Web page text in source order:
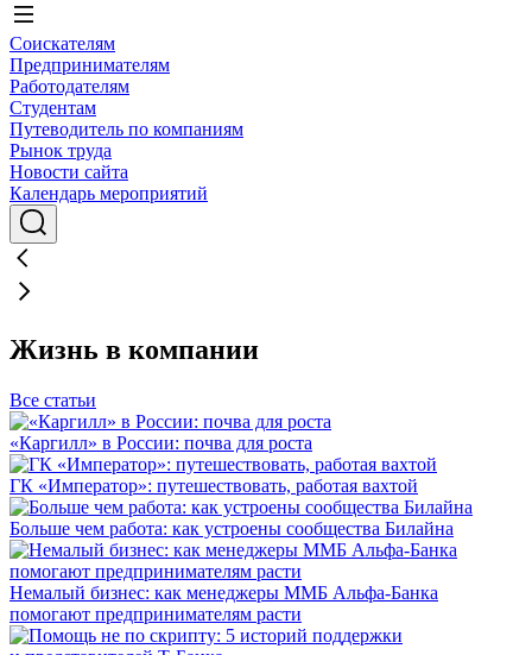
Соискателям
Предпринимателям
Работодателям
Студентам
Путеводитель по компаниям
Рынок труда
Новости сайта
Календарь мероприятий
Жизнь в компании
Все статьи
«Каргилл» в России: почва для роста
ГК «Император»: путешествовать, работая вахтой
Больше чем работа: как устроены сообщества Билайна
Немалый бизнес: как менеджеры ММБ Альфа-Банка
помогают предпринимателям расти